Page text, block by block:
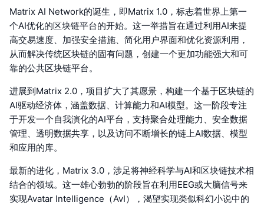
Matrix AI Network的诞生，即Matrix 1.0，标志着世界上第一
个AI优化的区块链平台的开始。这一举措旨在通过利用AI来提
高交易速度、加强安全措施、简化用户界面和优化资源利用，
从而解决传统区块链的固有问题，创建一个更加功能强大和可
靠的公共区块链平台。
进展到Matrix 2.0，项目扩大了其愿景，构建一个基于区块链的
AI驱动经济体，涵盖数据、计算能力和AI模型。这一阶段专注
于开发一个自我演化的AI平台，支持聚合处理能力、安全数据
管理、透明数据共享，以及访问不断增长的链上AI数据、模型
和应用的库。
最新的进化，Matrix 3.0，涉足将神经科学与AI和区块链技术相
结合的领域。这一雄心勃勃的阶段旨在利用EEG或大脑信号来
实现Avatar Intelligence（AvI），渴望实现类似科幻小说中的